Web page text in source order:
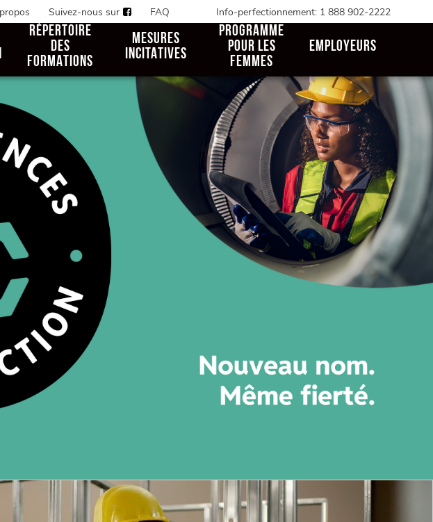
Suivez-nous sur FAQ Info-perfectionnement: 1 888 902-2222
RÉPERTOIRE
DES
FORMATIONS
MESURES
INCITATIVES
PROGRAMME
POUR LES
FEMMES
EMPLOYEURS